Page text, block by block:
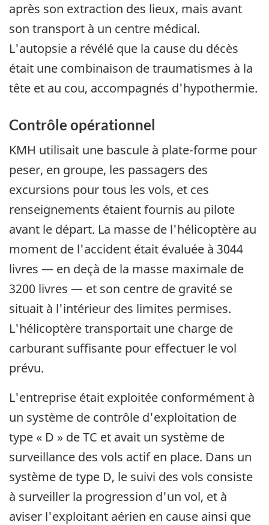
après son extraction des lieux, mais avant
son transport à un centre médical.
L'autopsie a révélé que la cause du décès
était une combinaison de traumatismes à la
tête et au cou, accompagnés d'hypothermie.
Contrôle opérationnel
KMH utilisait une bascule à plate-forme pour
peser, en groupe, les passagers des
excursions pour tous les vols, et ces
renseignements étaient fournis au pilote
avant le départ. La masse de l'hélicoptère au
moment de l'accident était évaluée à 3044
livres — en deçà de la masse maximale de
3200 livres — et son centre de gravité se
situait à l'intérieur des limites permises.
L'hélicoptère transportait une charge de
carburant suffisante pour effectuer le vol
prévu.
L'entreprise était exploitée conformément à
un système de contrôle d'exploitation de
type « D » de TC et avait un système de
surveillance des vols actif en place. Dans un
système de type D, le suivi des vols consiste
à surveiller la progression d'un vol, et à
aviser l'exploitant aérien en cause ainsi que